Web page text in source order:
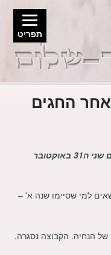
החגים
"קורס בניסים" למתחילים – מתחילים ביום שני ה31 באוקטובר
למי שסיימו שנה א' –
הנחיה. הקבוצה נסגרה.
תפריט